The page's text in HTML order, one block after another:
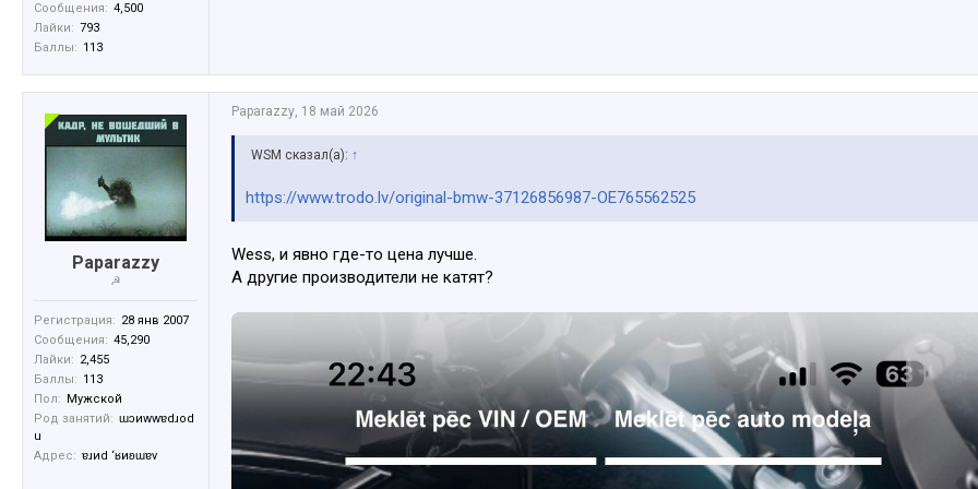
Сообщения: 4,500
Лайки: 793
Баллы: 113
Paparazzy
☭
Регистрация: 28 янв 2007
Сообщения: 45,290
Лайки: 2,455
Баллы: 113
Пол: Мужской
Род занятий: ɯɔиwwɐdɹоd
u
Адрес: ɐɹиd ‘ʁиʚɯɐv
Paparazzy 18 май 2026
WSM сказал(а): ↑
https://www.trodo.lv/original-bmw-37126856987-OE765562525
Wess, и явно где-то цена лучше.
А другие производители не катят?